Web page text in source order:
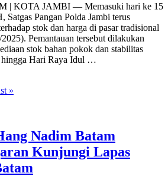
| KOTA JAMBI — Memasuki hari ke 15
Satgas Pangan Polda Jambi terus
stok dan harga di pasar tradisional
Pemantauan tersebut dilakukan
stok bahan pokok dan stabilitas
hingga Hari Raya Idul …
»
Nadim Batam
Kunjungi Lapas